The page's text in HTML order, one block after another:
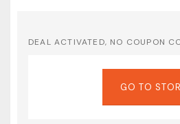
DEAL ACTIVATED, NO COUPON
GO TO